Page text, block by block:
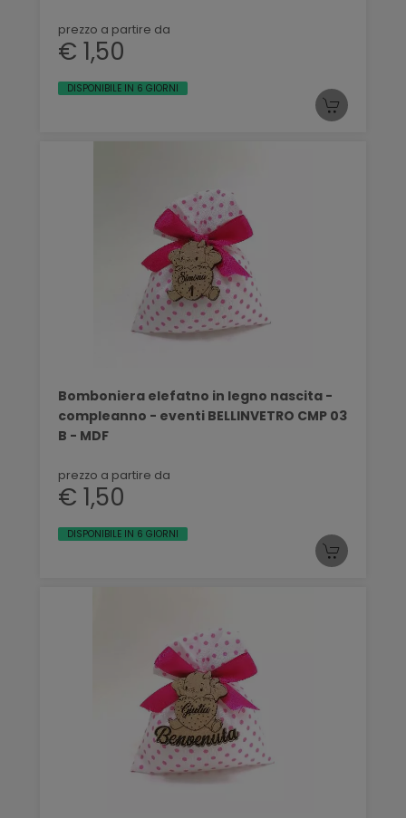
prezzo a partire da
€ 1,50
DISPONIBILE IN 6 GIORNI
Bomboniera elefatno in legno nascita -
compleanno - eventi BELLINVETRO CMP 03
B - MDF
prezzo a partire da
€ 1,50
DISPONIBILE IN 6 GIORNI